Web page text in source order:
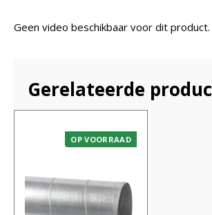
Geen video beschikbaar voor dit product.
Gerelateerde
OP VOORRAAD